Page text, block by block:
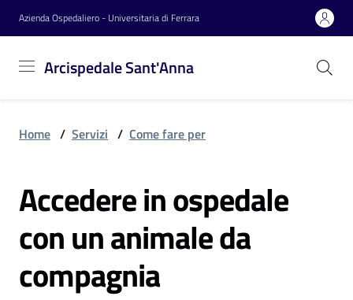
Vai al contenuto
Vai alla navigazione
Vai al footer
Azienda Ospedaliero - Universitaria di Ferrara
Arcispedale Sant'Anna
Sant'Anna
Azienda
Servizi
Reparti
Home / Servizi / Come fare per
Accedere in ospedale
con un animale da
compagnia